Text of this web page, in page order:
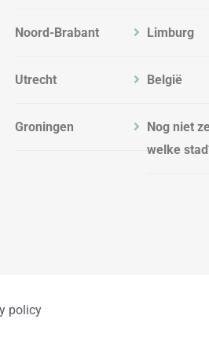
Noord-Brabant
Utrecht
Groningen
Limburg
België
Nog niet
welke
policy